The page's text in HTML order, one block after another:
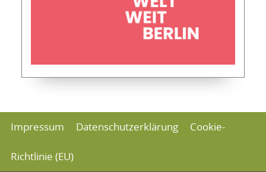
Impressum Datenschutzerklärung Cookie-
Richtlinie (EU)